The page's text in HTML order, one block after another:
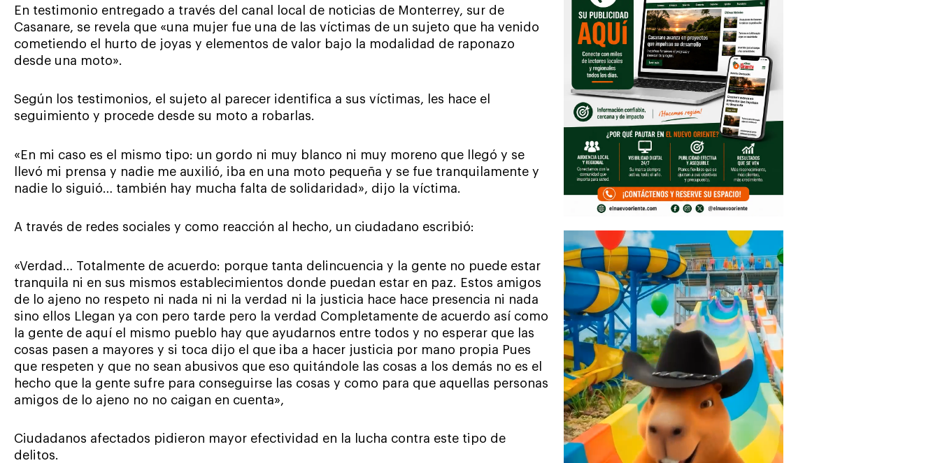
En testimonio entregado a través del canal local de noticias de Monterrey, sur de
Casanare, se revela que «una mujer fue una de las víctimas de un sujeto que ha venido
cometiendo el hurto de joyas y elementos de valor bajo la modalidad de raponazo
desde una moto».
Según los testimonios, el sujeto al parecer identifica a sus víctimas, les hace el
seguimiento y procede desde su moto a robarlas.
«En mi caso es el mismo tipo: un gordo ni muy blanco ni muy moreno que llegó y se
llevó mi prensa y nadie me auxilió, iba en una moto pequeña y se fue tranquilamente y
nadie lo siguió… también hay mucha falta de solidaridad», dijo la víctima.
A través de redes sociales y como reacción al hecho, un ciudadano escribió:
«Verdad… Totalmente de acuerdo: porque tanta delincuencia y la gente no puede estar
tranquila ni en sus mismos establecimientos donde puedan estar en paz. Estos amigos
de lo ajeno no respeto ni nada ni ni la verdad ni la justicia hace hace presencia ni nada
sino ellos Llegan ya con pero tarde pero la verdad Completamente de acuerdo así como
la gente de aquí el mismo pueblo hay que ayudarnos entre todos y no esperar que las
cosas pasen a mayores y si toca dijo el que iba a hacer justicia por mano propia Pues
que respeten y que no sean abusivos que eso quitándole las cosas a los demás no es el
hecho que la gente sufre para conseguirse las cosas y como para que aquellas personas
amigos de lo ajeno no no caigan en cuenta»,
Ciudadanos afectados pidieron mayor efectividad en la lucha contra este tipo de
delitos.